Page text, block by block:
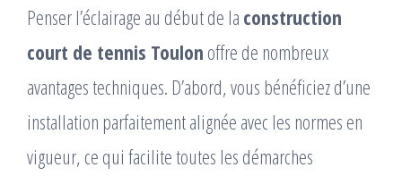
Penser l’éclairage au début de la construction
court de tennis Toulon offre de nombreux
avantages techniques. D’abord, vous bénéficiez d’une
installation parfaitement alignée avec les normes en
vigueur, ce qui facilite toutes les démarches